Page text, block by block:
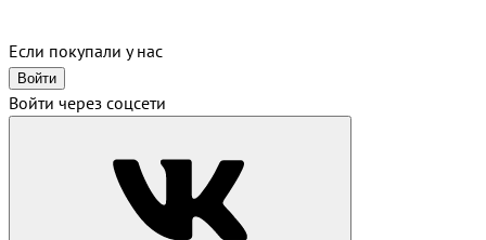
Если покупали у нас
Войти
Войти через соцсети